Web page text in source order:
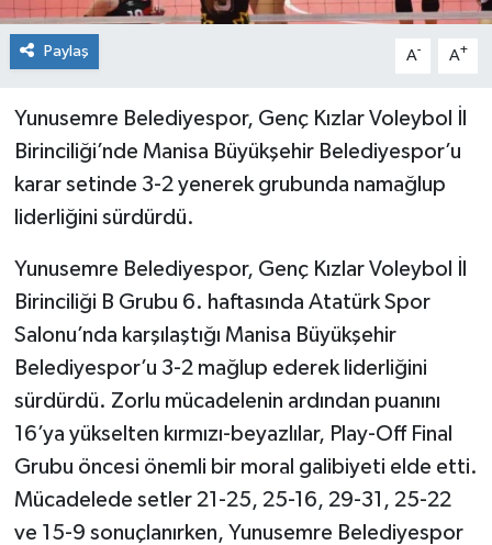
Paylaş A- A+
Yunusemre Belediyespor, Genç Kızlar Voleybol İl
Birinciliği’nde Manisa Büyükşehir Belediyespor’u
karar setinde 3-2 yenerek grubunda namağlup
liderliğini sürdürdü.
Yunusemre Belediyespor, Genç Kızlar Voleybol İl
Birinciliği B Grubu 6. haftasında Atatürk Spor
Salonu’nda karşılaştığı Manisa Büyükşehir
Belediyespor’u 3-2 mağlup ederek liderliğini
sürdürdü. Zorlu mücadelenin ardından puanını
16’ya yükselten kırmızı-beyazlılar, Play-Off Final
Grubu öncesi önemli bir moral galibiyeti elde etti.
Mücadelede setler 21-25, 25-16, 29-31, 25-22
ve 15-9 sonuçlanırken, Yunusemre Belediyespor